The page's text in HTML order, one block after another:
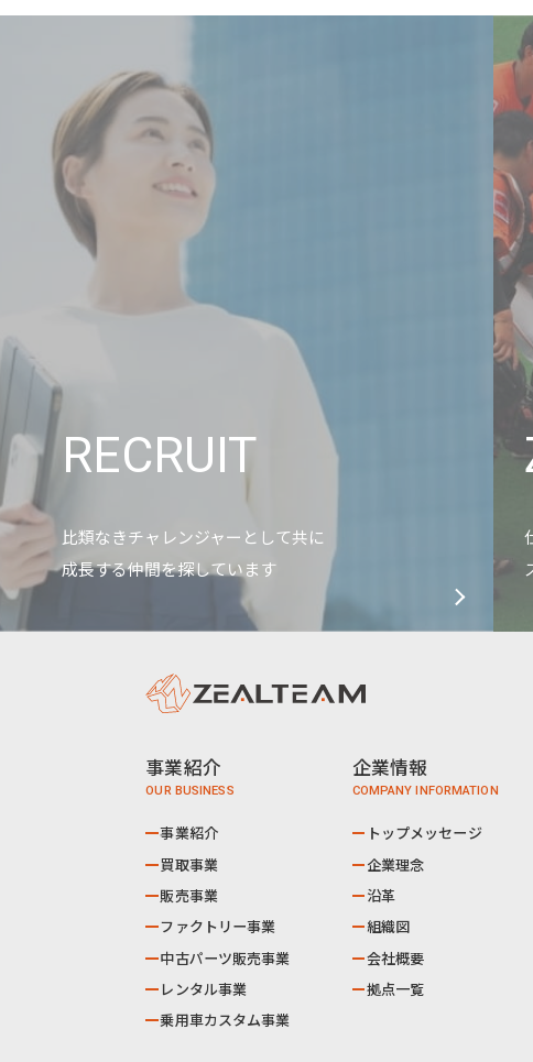
RECRUIT
比類なきチャレンジャーとして共に
成長する仲間を探しています
事業紹介
事業紹介
買取事業
販売事業
ファクトリー事業
中古パーツ販売事業
レンタル事業
乗用車カスタム事業
企業情報
トップメッセージ
企業理念
沿革
組織図
会社概要
拠点一覧